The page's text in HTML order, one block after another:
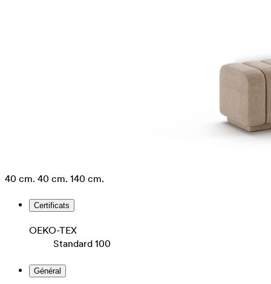
40 cm. 40 cm. 140 cm.
Certificats
OEKO-TEX
Standard 100
Général